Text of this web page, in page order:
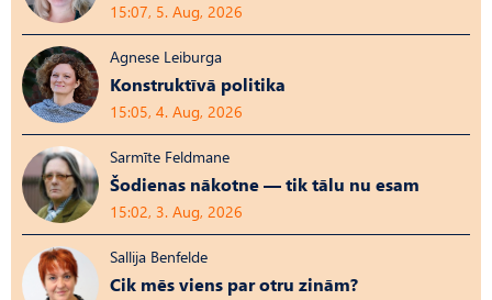
15:07, 5. Aug, 2026
Agnese Leiburga
Konstruktīvā politika
15:05, 4. Aug, 2026
Sarmīte Feldmane
Šodienas nākotne — tik tālu nu esam
15:02, 3. Aug, 2026
Sallija Benfelde
Cik mēs viens par otru zinām?